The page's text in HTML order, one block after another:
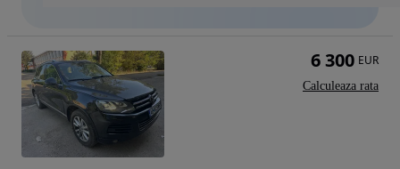
6 300 EUR
Calculeaza rata